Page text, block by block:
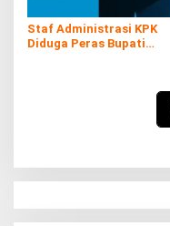
Staf Administrasi KPK
Diduga Peras Bupati